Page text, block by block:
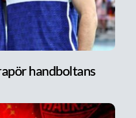
handboltans